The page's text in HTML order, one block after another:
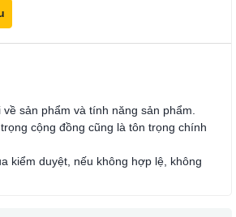
sản phẩm và tính năng sản phẩm.
cộng đồng cũng là tôn trọng chính
kiểm duyệt, nếu không hợp lệ, không